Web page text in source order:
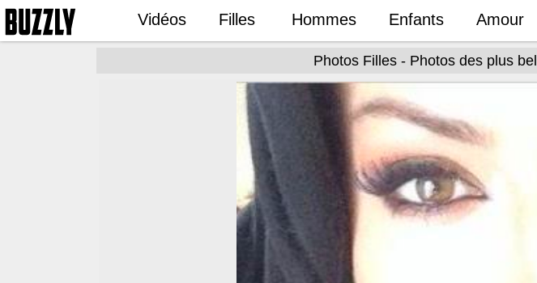
Vidéos Filles Hommes Enfants Amour
Photos Filles - Photos des plus